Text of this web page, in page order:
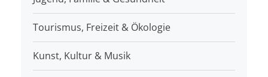
Tourismus, Freizeit & Ökologie
Kunst, Kultur & Musik